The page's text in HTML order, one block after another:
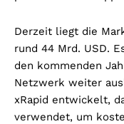
Derzeit liegt die
rund 44 Mrd. USD.
den kommenden
Netzwerk weiter
xRapid entwickelt,
verwendet, um